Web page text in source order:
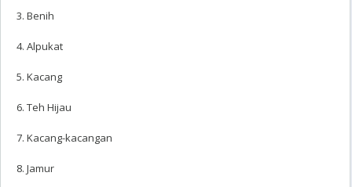
3. Benih
4. Alpukat
5. Kacang
6. Teh Hijau
7. Kacang-kacangan
8. Jamur